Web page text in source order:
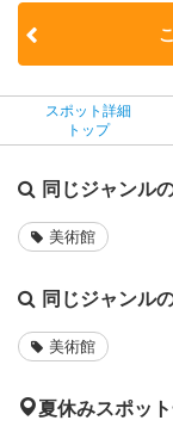
スポット詳細
トップ
同じジャンル
美術館
同じジャンル
美術館
夏休みスポッ